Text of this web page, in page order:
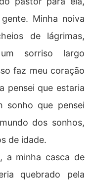
Stevens Construções
abandona-la dep
Minha noiva
de lágrimas,
sorriso largo
faz meu coração
pensei que estaria
sonho que pensei
dos sonhos,
de idade.
a minha casca de
quebrado pela